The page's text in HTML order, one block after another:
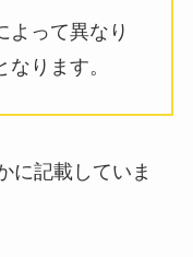
よって異なり
ります。
に記載していま